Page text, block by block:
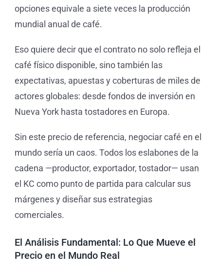
opciones equivale a siete veces la producción
mundial anual de café.
Eso quiere decir que el contrato no solo refleja el
café físico disponible, sino también las
expectativas, apuestas y coberturas de miles de
actores globales: desde fondos de inversión en
Nueva York hasta tostadores en Europa.
Sin este precio de referencia, negociar café en el
mundo sería un caos. Todos los eslabones de la
cadena —productor, exportador, tostador— usan
el KC como punto de partida para calcular sus
márgenes y diseñar sus estrategias
comerciales.
El Análisis Fundamental: Lo Que Mueve el
Precio en el Mundo Real